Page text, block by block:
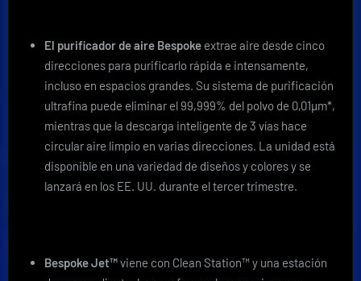
El purificador de aire Bespoke extrae aire desde cinco
direcciones para purificarlo rápida e intensamente,
incluso en espacios grandes. Su sistema de purificación
ultrafina puede eliminar el 99,999% del polvo de 0,01µm*,
mientras que la descarga inteligente de 3 vías hace
circular aire limpio en varias direcciones. La unidad está
disponible en una variedad de diseños y colores y se
lanzará en los EE. UU. durante el tercer trimestre.
Bespoke Jet™viene con Clean Station™ y una estación